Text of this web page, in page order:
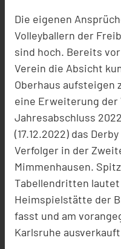
Die eigenen
Volleyballern der
sind hoch. Bereits
Verein die Absicht
Oberhaus aufsteigen
eine Erweiterung der
Jahresabschluss
(17.12.2022) das
Verfolger in der
Mimmenhausen.
Tabellendritten
Heimspielstätte der
fasst und am
Karlsruhe